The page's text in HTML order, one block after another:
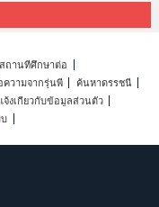
ถานที่ศึกษาต่อ
ความจากรุ่นพี่
ค้นหาดรรชนี
จ้งเกี่ยวกับข้อมูลส่วนตัว
บ